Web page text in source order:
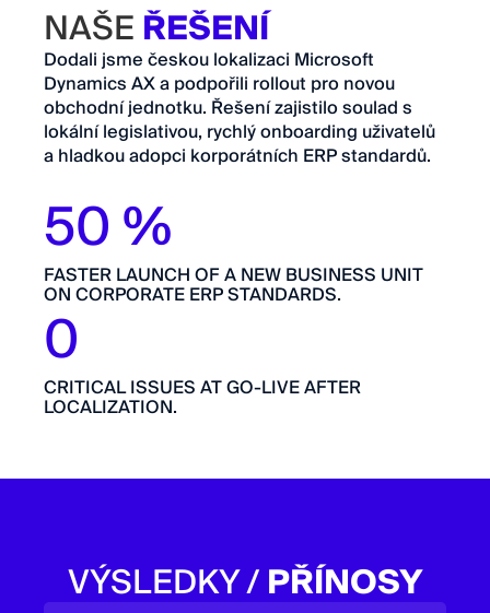
NAŠEŘEŠENÍ
Dodali jsme českou lokalizaci Microsoft
Dynamics AX a podpořili rollout pro novou
obchodní jednotku. Řešení zajistilo soulad s
lokální legislativou, rychlý onboarding uživatelů
a hladkou adopci korporátních ERP standardů.
50 %
FASTER LAUNCH OF A NEW BUSINESS UNIT
ON CORPORATE ERP STANDARDS.
0
CRITICAL ISSUES AT GO-LIVE AFTER
LOCALIZATION.
VÝSLEDKY /PŘÍNOSY